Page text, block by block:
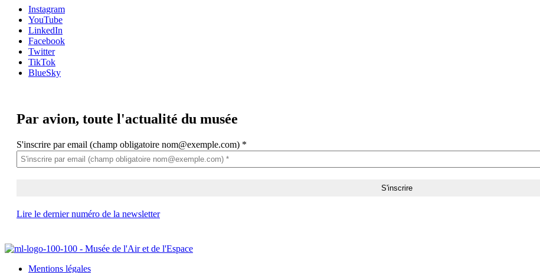
Instagram
YouTube
LinkedIn
Facebook
Twitter
TikTok
BlueSky
Par avion, toute l'actualité du musée
S'inscrire par email (champ obligatoire nom@exemple.com) *
Lire le dernier numéro de la newsletter
Mentions légales